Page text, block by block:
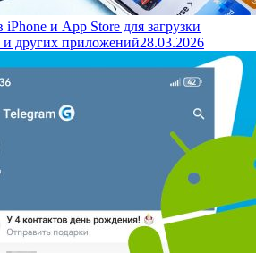
и App Store для загрузки
и других приложений28.03.2026